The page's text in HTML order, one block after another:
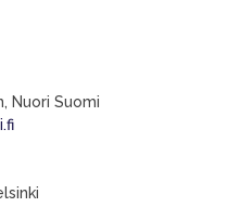
Nuori Suomi